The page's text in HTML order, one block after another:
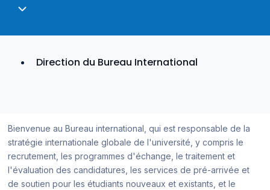
Direction du Bureau International
Bienvenue au Bureau international, qui est responsable de la
stratégie internationale globale de l'université, y compris le
recrutement, les programmes d'échange, le traitement et
l'évaluation des candidatures, les services de pré-arrivée et
de soutien pour les étudiants nouveaux et existants, et le